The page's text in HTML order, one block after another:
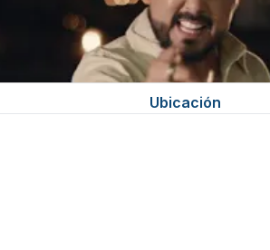
Ubicación